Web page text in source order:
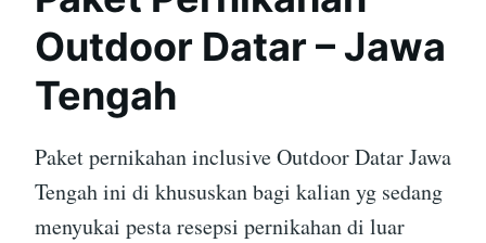
Outdoor Datar – Jawa
Tengah
Paket pernikahan inclusive Outdoor Datar Jawa
Tengah ini di khususkan bagi kalian yg sedang
menyukai pesta resepsi pernikahan di luar